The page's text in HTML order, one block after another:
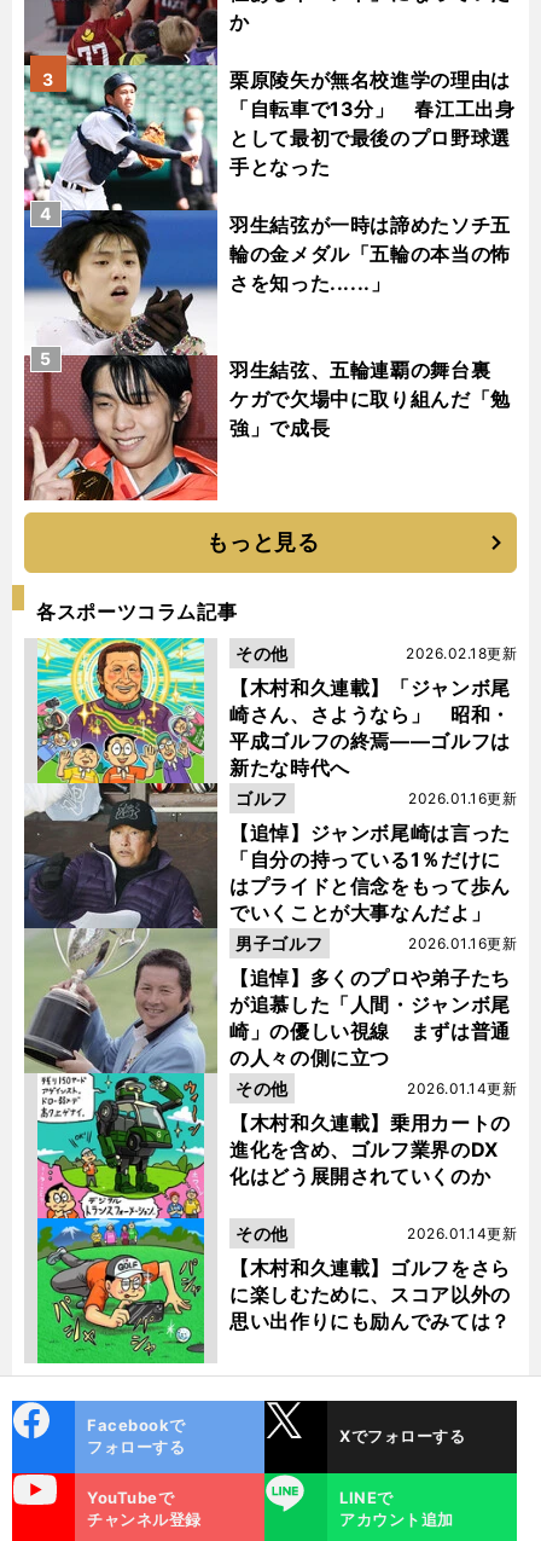
か
栗原陵矢が無名校進学の理由は
「自転車で13分」 春江工出身
として最初で最後のプロ野球選
手となった
3
羽生結弦が一時は諦めたソチ五
輪の金メダル「五輪の本当の怖
さを知った......」
4
羽生結弦、五輪連覇の舞台裏
ケガで欠場中に取り組んだ「勉
強」で成長
5
もっと見る
各スポーツコラム記事
【木村和久連載】「ジャンボ尾
崎さん、さようなら」 昭和・
平成ゴルフの終焉――ゴルフは
新たな時代へ
2026.02.18更新
その他
【追悼】ジャンボ尾崎は言った
「自分の持っている1％だけに
はプライドと信念をもって歩ん
でいくことが大事なんだよ」
2026.01.16更新
ゴルフ
【追悼】多くのプロや弟子たち
が追慕した「人間・ジャンボ尾
崎」の優しい視線 まずは普通
の人々の側に立つ
2026.01.16更新
男子ゴルフ
【木村和久連載】乗用カートの
進化を含め、ゴルフ業界のDX
化はどう展開されていくのか
2026.01.14更新
その他
【木村和久連載】ゴルフをさら
に楽しむために、スコア以外の
思い出作りにも励んでみては？
2026.01.14更新
その他
ok
Facebookで
フォローする
Xでフォローする
YouTubeで
チャンネル登録
LINE
LINEで
アカウント追加